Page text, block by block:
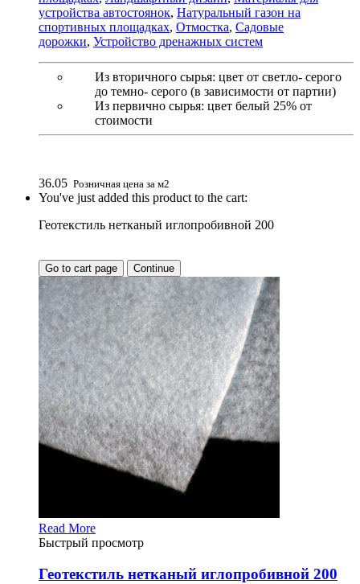
устройства автостоянок, Натуральный газон на
спортивных площадках, Отмостка, Садовые
дорожки, Устройство дренажных систем
Из вторичного сырья: цвет от светло- серого
до темно- серого (в зависимости от партии)
Из первично сырья: цвет белый 25% от
стоимости
36.05 Розничная цена за м2
You've just added this product to the cart:
Геотекстиль нетканый иглопробивной 200
Go to cart page Continue
Read More
Быстрый просмотр
Геотекстиль нетканый иглопробивной 200